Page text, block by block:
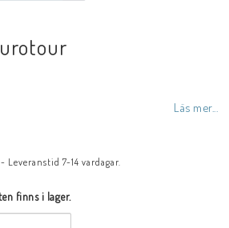
Läs mer...
Leveranstid 7-14 vardagar.
finns i lager.